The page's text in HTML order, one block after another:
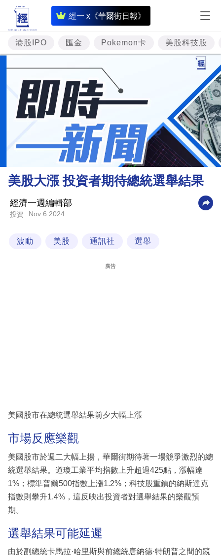
經一 x《華爾街日報》
即
時
財
經
專
題
投
資
樓
市
財
商
業
技
閱
區
港股IPO 匯金 Pokemon卡 美股科技股
美股大漲 投資者期待總統選舉結果
經濟一週編輯部
投資 Nov 6 2024
波動 美股 通訊社 選舉
廣告
美國股市在總統選舉結果前夕大幅上漲
市場反應樂觀
美國股市於週二大幅上揚，華爾街期待著一場競爭激烈的總
統選舉結果。道瓊工業平均指數上升超過425點，漲幅達
1%；標準普爾500指數上漲1.2%；科技股重鎮的納斯達克
指數則攀升1.4%，這反映出投資者對選舉結果的樂觀預
期。
選舉結果可能延遲
由於副總統卡馬拉·哈里斯與前總統唐納德·特朗普之間的競